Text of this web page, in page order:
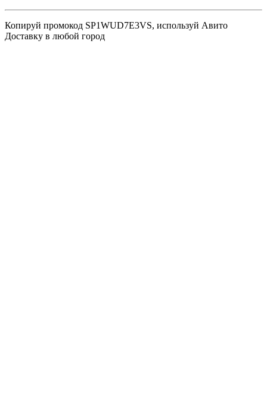
Копируй промокод SP1WUD7E3VS, используй Авито
Доставку в любой город